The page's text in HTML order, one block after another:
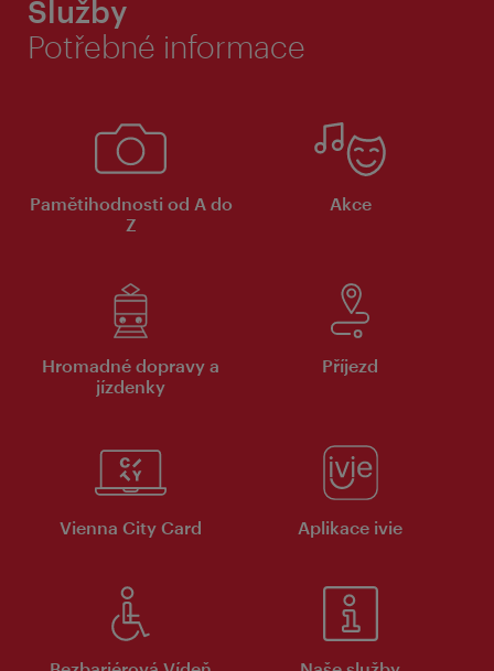
Služby
Potřebné informace
Pamětihodnosti od A do
Z
Akce
Hromadné dopravy a
jízdenky
Příjezd
Vienna City Card Aplikace ivie